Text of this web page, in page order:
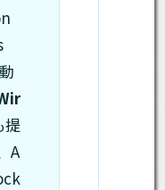
提
A